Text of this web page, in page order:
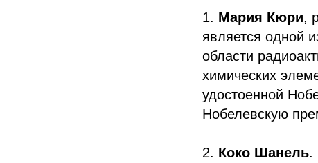
1. Мария Кюри,
является одной
области
химических
удостоенной
Нобелевскую
2. Коко Шанель.